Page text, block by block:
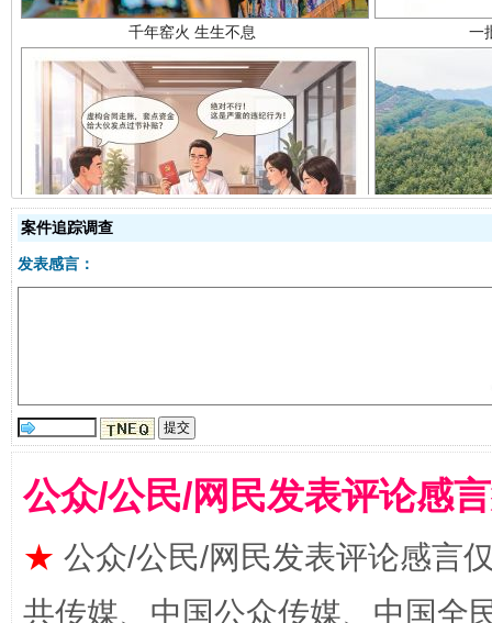
揭开“小金库”的免责幌子
受贿1.44亿！段成刚被判无期 从幼
案件追踪调查
发表感言：
公众/公民/网民发表评论感
★ 公众/公民/网民发表评论感言
共传媒、中国公众传媒、中国全